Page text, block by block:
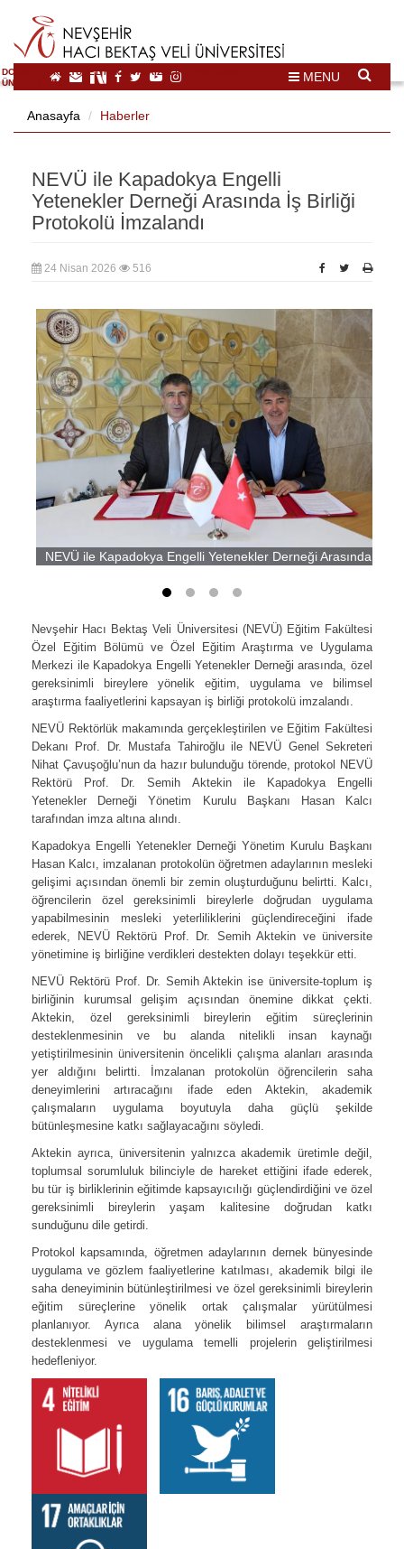
DOĞAL VE KÜLTÜREL MİRAS TURİZMİ İHTİSASLAŞMA
ÜNİVERSİTESİ
MENU
Anasayfa Haberler
NEVÜ ile Kapadokya Engelli
Yetenekler Derneği Arasında İş Birliği
Protokolü İmzalandı
24 Nisan 2026 516
NEVÜ ile Kapadokya Engelli Yetenekler Derneği Arasında İş
Nevşehir Hacı Bektaş Veli Üniversitesi (NEVÜ) Eğitim Fakültesi
Özel Eğitim Bölümü ve Özel Eğitim Araştırma ve Uygulama
Merkezi ile Kapadokya Engelli Yetenekler Derneği arasında, özel
gereksinimli bireylere yönelik eğitim, uygulama ve bilimsel
araştırma faaliyetlerini kapsayan iş birliği protokolü imzalandı.
NEVÜ Rektörlük makamında gerçekleştirilen ve Eğitim Fakültesi
Dekanı Prof. Dr. Mustafa Tahiroğlu ile NEVÜ Genel Sekreteri
Nihat Çavuşoğlu’nun da hazır bulunduğu törende, protokol NEVÜ
Rektörü Prof. Dr. Semih Aktekin ile Kapadokya Engelli
Yetenekler Derneği Yönetim Kurulu Başkanı Hasan Kalcı
tarafından imza altına alındı.
Kapadokya Engelli Yetenekler Derneği Yönetim Kurulu Başkanı
Hasan Kalcı, imzalanan protokolün öğretmen adaylarının mesleki
gelişimi açısından önemli bir zemin oluşturduğunu belirtti. Kalcı,
öğrencilerin özel gereksinimli bireylerle doğrudan uygulama
yapabilmesinin mesleki yeterliliklerini güçlendireceğini ifade
ederek, NEVÜ Rektörü Prof. Dr. Semih Aktekin ve üniversite
yönetimine iş birliğine verdikleri destekten dolayı teşekkür etti.
NEVÜ Rektörü Prof. Dr. Semih Aktekin ise üniversite-toplum iş
birliğinin kurumsal gelişim açısından önemine dikkat çekti.
Aktekin, özel gereksinimli bireylerin eğitim süreçlerinin
desteklenmesinin ve bu alanda nitelikli insan kaynağı
yetiştirilmesinin üniversitenin öncelikli çalışma alanları arasında
yer aldığını belirtti. İmzalanan protokolün öğrencilerin saha
deneyimlerini artıracağını ifade eden Aktekin, akademik
çalışmaların uygulama boyutuyla daha güçlü şekilde
bütünleşmesine katkı sağlayacağını söyledi.
Aktekin ayrıca, üniversitenin yalnızca akademik üretimle değil,
toplumsal sorumluluk bilinciyle de hareket ettiğini ifade ederek,
bu tür iş birliklerinin eğitimde kapsayıcılığı güçlendirdiğini ve özel
gereksinimli bireylerin yaşam kalitesine doğrudan katkı
sunduğunu dile getirdi.
Protokol kapsamında, öğretmen adaylarının dernek bünyesinde
uygulama ve gözlem faaliyetlerine katılması, akademik bilgi ile
saha deneyiminin bütünleştirilmesi ve özel gereksinimli bireylerin
eğitim süreçlerine yönelik ortak çalışmalar yürütülmesi
planlanıyor. Ayrıca alana yönelik bilimsel araştırmaların
desteklenmesi ve uygulama temelli projelerin geliştirilmesi
hedefleniyor.